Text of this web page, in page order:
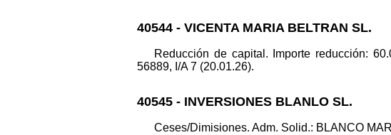
40544 - VICENTA MARIA BELTRAN SL.
Reducción de capital. Importe reducción:
56889, I/A 7 (20.01.26).
40545 - INVERSIONES BLANLO SL.
Ceses/Dimisiones. Adm. Solid.: BLANCO